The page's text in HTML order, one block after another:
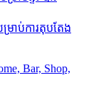
រាប់ការតុបតែង